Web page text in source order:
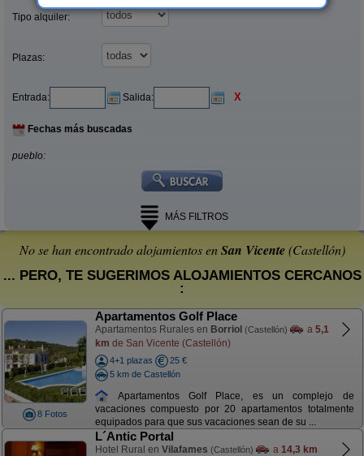
Tipo alquiler:
Plazas:
Entrada: Salida: X
Fechas más buscadas
pueblo:
MÁS FILTROS
No se han encontrado alojamientos enSan Vicente(Castellón)
... PERO, TE SUGERIMOS ALOJAMIENTOS CERCANOS
:
8 Fotos
Apartamentos Golf Place
Apartamentos Rurales en Borriol (Castellón) a 5,1
km de San Vicente (Castellón)
4+1 plazas
25 €
5 km de Castellón
Apartamentos Golf Place, es un complejo de
vacaciones compuesto por 20 apartamentos totalmente
equipados para que sus vacaciones sean de su ...
L´Antic Portal
Hotel Rural en Vilafames (Castellón) a 14,3 km